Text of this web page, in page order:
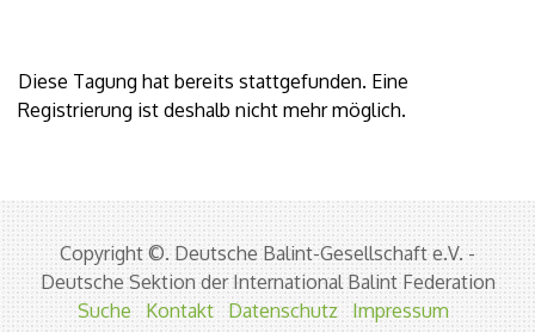
Diese Tagung hat bereits stattgefunden. Eine
Registrierung ist deshalb nicht mehr möglich.
Copyright ©. Deutsche Balint-Gesellschaft e.V. -
Deutsche Sektion der International Balint Federation
Suche
Kontakt Datenschutz
Impressum